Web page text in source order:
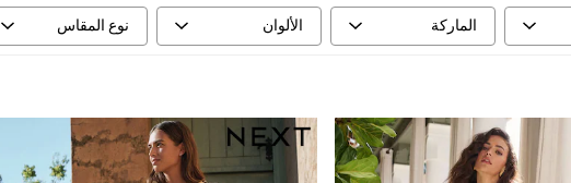
with structure. Look for fabrics that keep you cool in warm weather
outdoor lunch. Fabrics for Warm Weather Linen is the standout choice for
and Silhouettes Midi dresses dominate the current range — they hit below the
lean towards relaxed everyday wear. Colour and Print Florals remain the core
range. For versatility, solid colours like aqua green, cobalt blue, and classic
settings. Fit Options Petite, regular, curve, tall, and maternity lengths are
الماركة الألوان نوع المقاس